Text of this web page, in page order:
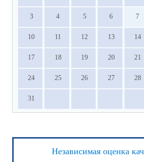
3 4 5 6 7
10 11 12 13 14
17 18 19 20 21
24 25 26 27 28
31
Независимая оценка